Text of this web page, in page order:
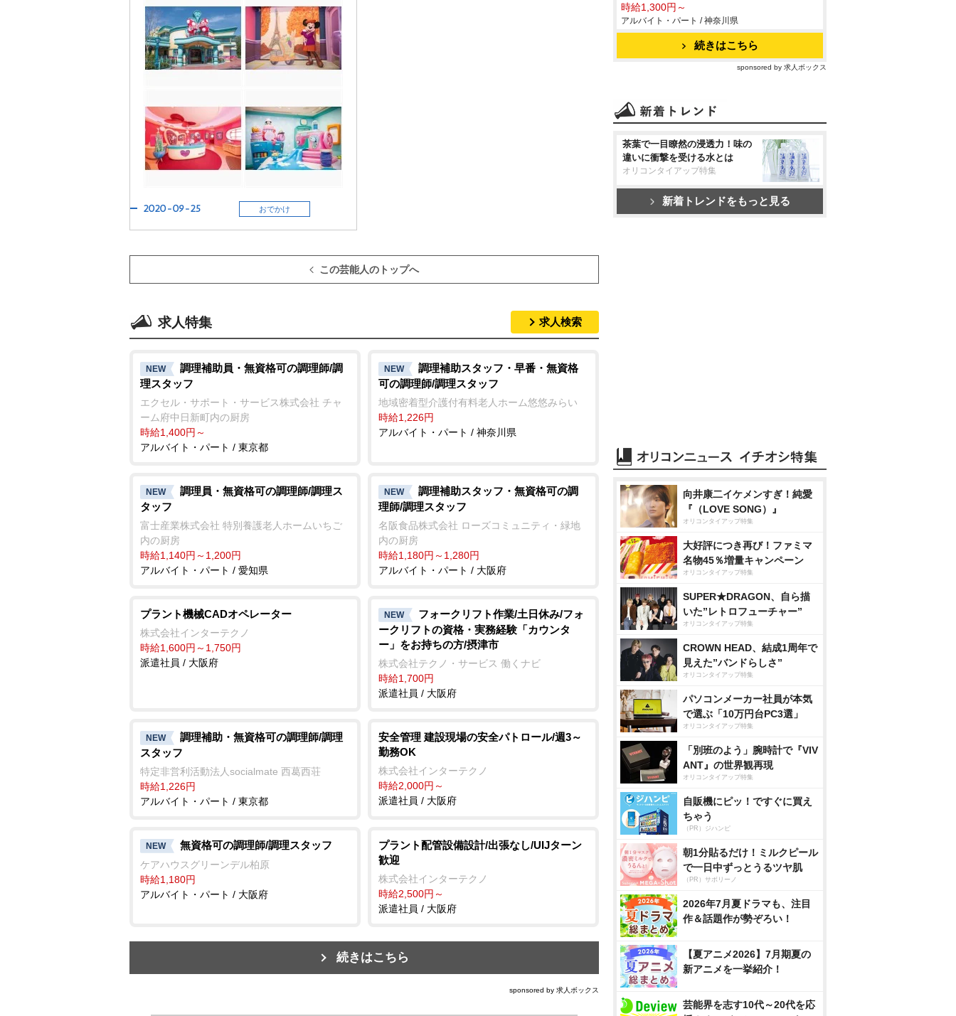
2020-09-25 おでかけ
この芸能人のトップへ
求人特集 求人検索
NEW
調理補助員・無資格可の調理師/調
理スタッフ
エクセル・サポート・サービス株式会社 チャ
ーム府中日新町内の厨房
時給1,400円～
アルバイト・パート / 東京都
NEW
調理補助スタッフ・早番・無資格
可の調理師/調理スタッフ
地域密着型介護付有料老人ホーム悠悠みらい
時給1,226円
アルバイト・パート / 神奈川県
NEW
調理員・無資格可の調理師/調理ス
タッフ
富士産業株式会社 特別養護老人ホームいちご
内の厨房
時給1,140円～1,200円
アルバイト・パート / 愛知県
NEW
調理補助スタッフ・無資格可の調
理師/調理スタッフ
名阪食品株式会社 ローズコミュニティ・緑地
内の厨房
時給1,180円～1,280円
アルバイト・パート / 大阪府
プラント機械CADオペレーター
株式会社インターテクノ
時給1,600円～1,750円
派遣社員 / 大阪府
NEW
フォークリフト作業/土日休み/フォ
ークリフトの資格・実務経験「カウンタ
ー」をお持ちの方/摂津市
株式会社テクノ・サービス 働くナビ
時給1,700円
派遣社員 / 大阪府
NEW
調理補助・無資格可の調理師/調理
スタッフ
特定非営利活動法人socialmate 西葛西荘
時給1,226円
アルバイト・パート / 東京都
安全管理 建設現場の安全パトロール/週3～
勤務OK
株式会社インターテクノ
時給2,000円～
派遣社員 / 大阪府
NEW 無資格可の調理師/調理スタッフ
ケアハウスグリーンデル柏原
時給1,180円
アルバイト・パート / 大阪府
プラント配管設備設計/出張なし/UIJターン
歓迎
株式会社インターテクノ
時給2,500円～
派遣社員 / 大阪府
続きはこちら
sponsored by 求人ボックス
時給1,300円～
アルバイト・パート / 神奈川県
続きはこちら
sponsored by 求人ボックス
茶葉で一目瞭然の浸透力！味の
違いに衝撃を受ける水とは
オリコンタイアップ特集
新着トレンドをもっと見る
向井康二イケメンすぎ！純愛
『（LOVE SONG）』
オリコンタイアップ特集
大好評につき再び！ファミマ
名物45％増量キャンペーン
オリコンタイアップ特集
SUPER★DRAGON、自ら描
いた”レトロフューチャー”
オリコンタイアップ特集
CROWN HEAD、結成1周年で
見えた”バンドらしさ”
オリコンタイアップ特集
パソコンメーカー社員が本気
で選ぶ「10万円台PC3選」
オリコンタイアップ特集
「別班のよう」腕時計で『VIV
ANT』の世界観再現
オリコンタイアップ特集
自販機にピッ！ですぐに買え
ちゃう
（PR）ジハンピ
朝1分貼るだけ！ミルクピール
で一日中ずっとうるツヤ肌
（PR）サボリーノ
2026年7月夏ドラマも、注目
作＆話題作が勢ぞろい！
【夏アニメ2026】7月期夏の
新アニメを一挙紹介！
芸能界を志す10代～20代を応